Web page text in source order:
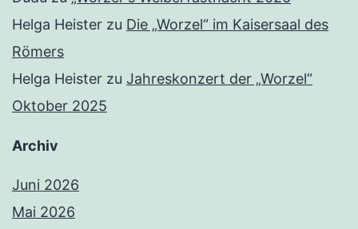
Helga Heister zu Die „Worzel“ im Kaisersaal des
Römers
Helga Heister zu Jahreskonzert der „Worzel“
Oktober 2025
Archiv
Juni 2026
Mai 2026